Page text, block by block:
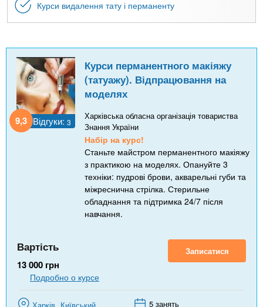
Курси видалення тату і перманенту
9,3 Відгуки: 3
Курси перманентного макіяжу
(татуажу). Відпрацювання на
моделях
Харківська обласна організація товариства
Знання України
Набір на курс!
Станьте майстром перманентного макіяжу
з практикою на моделях. Опануйте 3
техніки: пудрові брови, акварельні губи та
міжреснична стрілка. Стерильне
обладнання та підтримка 24/7 після
навчання.
Вартість
13 000 грн
Записатися
Подробно о курсе
5 занять